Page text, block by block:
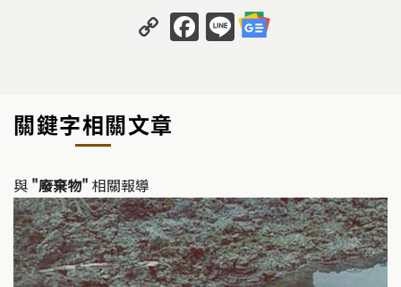
C
o
y
Li
k
F
a
o
k
Li
n
關鍵字相關文章
與 "廢棄物" 相關報導